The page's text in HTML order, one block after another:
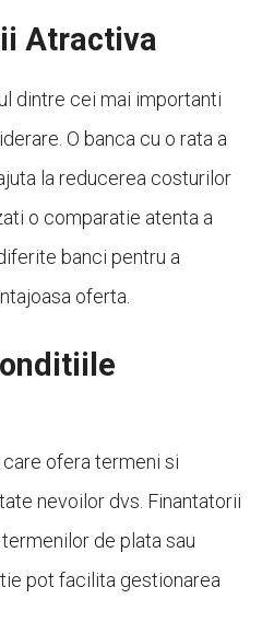
Atractiva
dintre cei mai importanti
O banca cu o rata a
la reducerea costurilor
o comparatie atenta a
banci pentru a
oferta.
ofera termeni si
nevoilor dvs. Finantatorii
de plata sau
pot facilita gestionarea